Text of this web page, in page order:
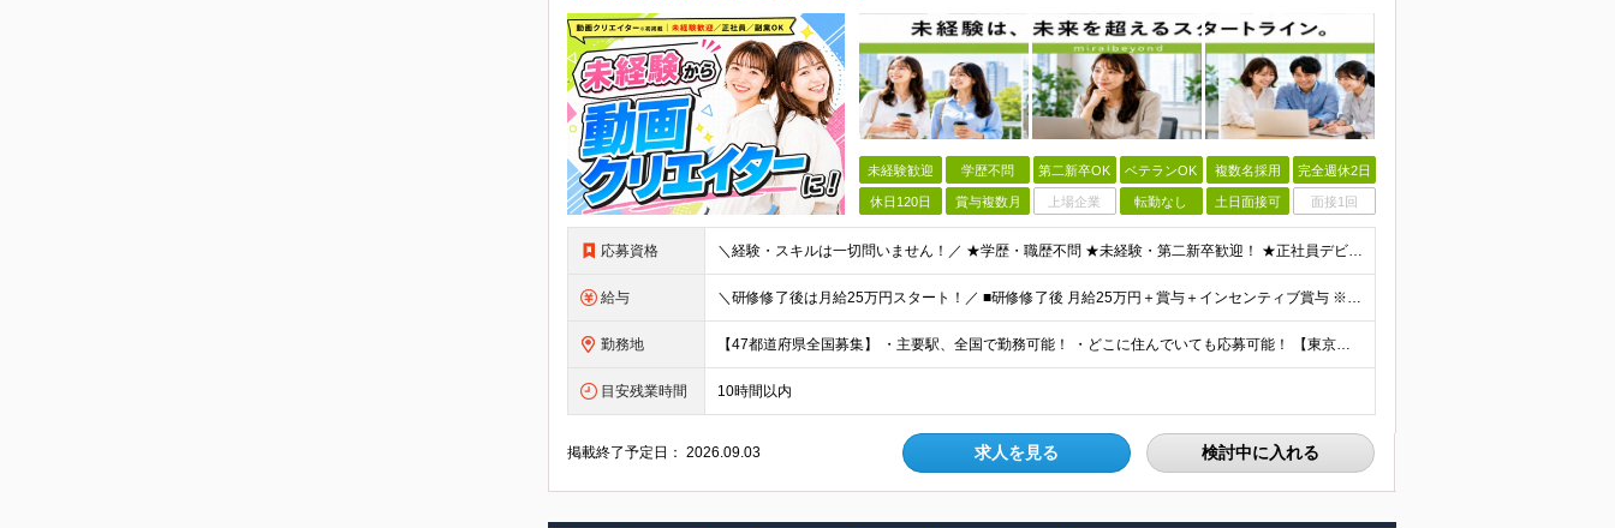
未経験歓迎 学歴不問 第二新卒OK ベテランOK 複数名採用 完全週休2日
休日120日 賞与複数月 上場企業 転勤なし 土日面接可 面接1回
応募資格 ＼経験・スキルは一切問いません！／ ★学歴・職歴不問 ★未経験・第二新卒歓迎！ ★正社員デビューも応援します！ 【こんな方にピッタリ！】 ✓ 動画やYouTube、TikTokを見るのが好きな方 ✓
給与 ＼研修修了後は月給25万円スタート！／ ■研修修了後 月給25万円＋賞与＋インセンティブ賞与 ※残業代は別途支給 ▽研修期間▽ 【未経験者】 ▶ 月給20万円～ 【固定残業代について】
勤務地 【47都道府県全国募集】 ・主要駅、全国で勤務可能！ ・どこに住んでいても応募可能！ 【東京本社】 東京都品川区東品川5-9-2 在宅でコツコツ働きながら、長く安定して続けられます♪ 本社：〒1
目安残業時間 10時間以内
掲載終了予定日：2026.09.03 求人を見る 検討中に入れる